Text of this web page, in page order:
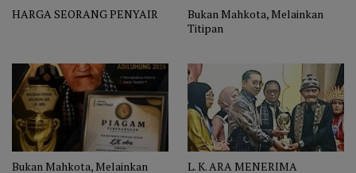
HARGA SEORANG PENYAIR
Bukan Mahkota, Melainkan
Titipan
Bukan Mahkota, Melainkan
L. K. ARA MENERIMA